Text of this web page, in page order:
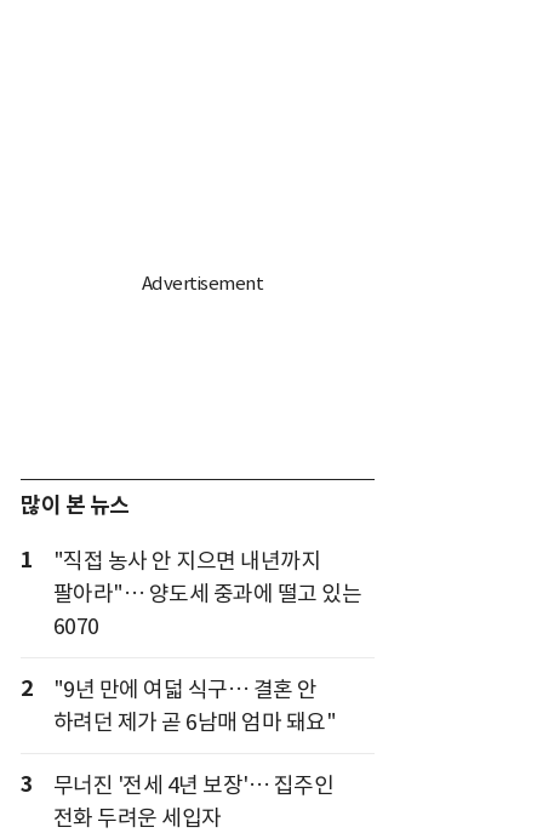
많이 본 뉴스
1
"직접 농사 안 지으면 내년까지
팔아라"… 양도세 중과에 떨고 있는
6070
2
"9년 만에 여덟 식구… 결혼 안
하려던 제가 곧 6남매 엄마 돼요"
3
무너진 '전세 4년 보장'… 집주인
전화 두려운 세입자